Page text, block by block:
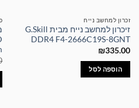
זכרון למחשב נייח
זיכרון למחשב נייח מבית G.Skill
DDR4 F4-2666C19S-8GNT
₪335.00
הוספה לסל